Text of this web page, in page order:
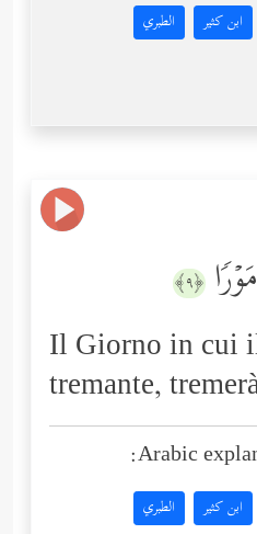
ابن كثير الطبري
﴿٩﴾
Il Giorno in cui
tremante,
Arabic
ابن كثير الطبري